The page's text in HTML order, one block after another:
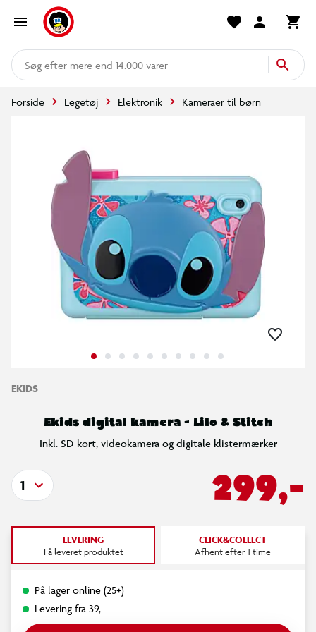
mere end 14.000 varer
Forside Legetøj Elektronik Kameraer til børn
EKIDS
Ekids digital kamera - Lilo & Stitch
Inkl. SD-kort, videokamera og digitale klistermærker
299,-
1
LEVERING
Få leveret produktet
CLICK&COLLECT
Afhent efter 1 time
På lager online (25+)
Levering fra 39,-